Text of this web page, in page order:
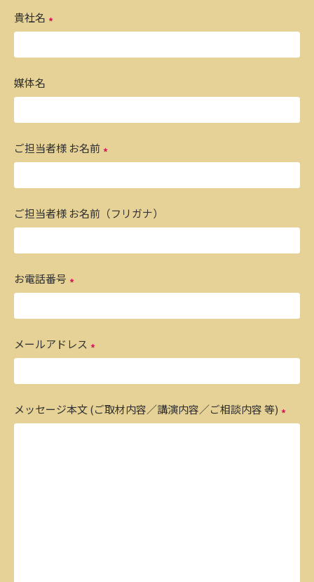
貴社名
媒体名
ご担当者様 お名前
ご担当者様 お名前（フリガナ）
お電話番号
メールアドレス
メッセージ本文 (ご取材内容／講演内容／ご相談内容 等)